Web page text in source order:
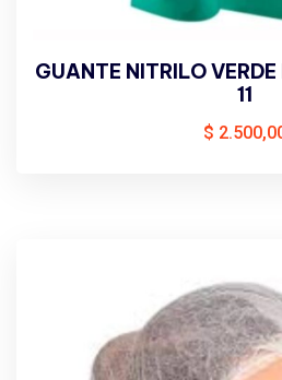
GUANTE NITRILO
11
$